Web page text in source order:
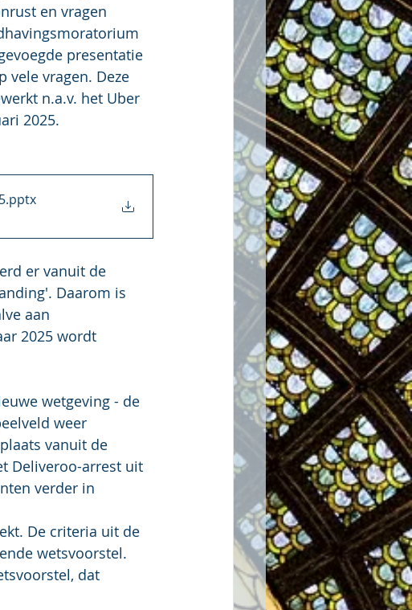
en vragen
presentatie
vele vragen. Deze
n.a.v. het Uber
2025.
.pptx
er vanuit de
Daarom is
aan
2025 wordt
wetgeving - de
weer
vanuit de
Deliveroo-arrest uit
verder in
De criteria uit de
wetsvoorstel.
dat